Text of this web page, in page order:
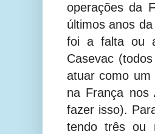
operações da
últimos anos
foi a falta ou
Casevac
atuar como um
na França nos
fazer isso).
tendo três ou